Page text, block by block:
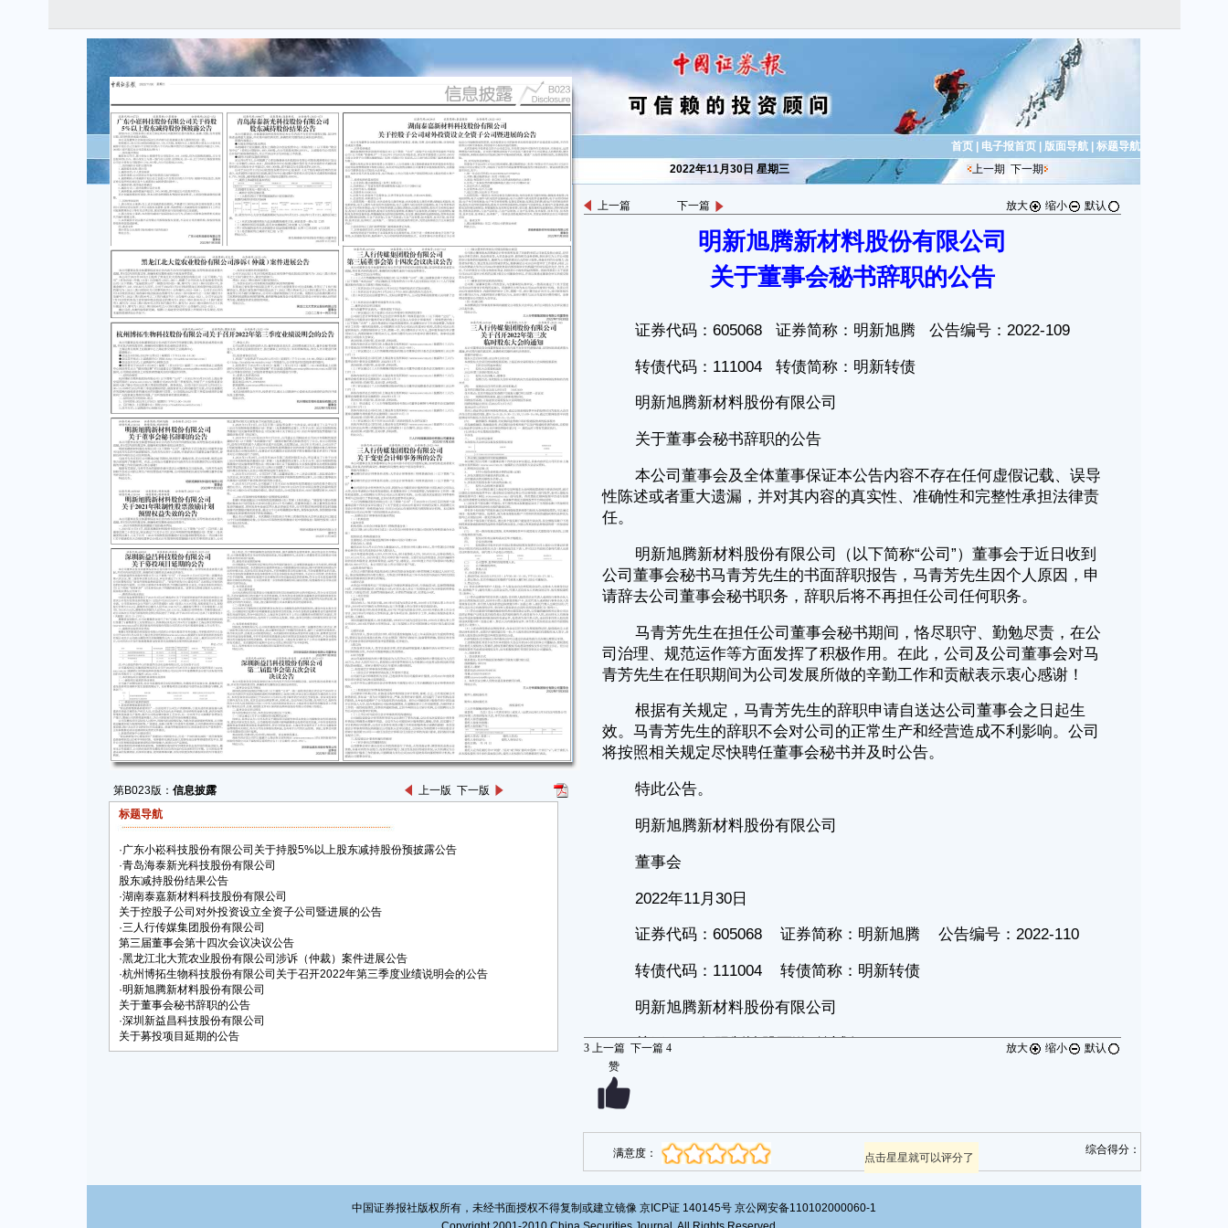
第B023版： 信息披露 上一版 下一版
标题导航
·广东小崧科技股份有限公司关于持股5%以上股东减持股份预披露公告
·青岛海泰新光科技股份有限公司
股东减持股份结果公告
·湖南泰嘉新材料科技股份有限公司
关于控股子公司对外投资设立全资子公司暨进展的公告
·三人行传媒集团股份有限公司
第三届董事会第十四次会议决议公告
·黑龙江北大荒农业股份有限公司涉诉（仲裁）案件进展公告
·杭州博拓生物科技股份有限公司关于召开2022年第三季度业绩说明会的公告
·明新旭腾新材料股份有限公司
关于董事会秘书辞职的公告
·深圳新益昌科技股份有限公司
关于募投项目延期的公告
首页 电子报首页 版面导航
标题导航
2022年11月30日 星期三
上一期 下一期
上一篇 下一篇 放大 缩小 默认
明新旭腾新材料股份有限公司
关于董事会秘书辞职的公告
证券代码：605068 证券简称：明新旭腾 公告编号：2022-109
转债代码：111004 转债简称：明新转债
明新旭腾新材料股份有限公司
关于董事会秘书辞职的公告
本公司董事会及全体董事保证本公告内容不存在任何虚假记载、误导
性陈述或者重大遗漏，并对其内容的真实性、准确性和完整性承担法律责
任。
明新旭腾新材料股份有限公司（以下简称“公司”）董事会于近日收到
公司董事会秘书马青芳先生的书面辞职报告，马青芳先生因个人原因，申
请辞去公司董事会秘书职务，辞职后将不再担任公司任何职务。
马青芳先生在担任公司董事会秘书期间，恪尽职守、勤勉尽责，在公
司治理、规范运作等方面发挥了积极作用。在此，公司及公司董事会对马
青芳先生在任职期间为公司发展所做的辛勤工作和贡献表示衷心感谢！
根据有关规定，马青芳先生的辞职申请自送达公司董事会之日起生
效。马青芳先生的辞职不会对公司的正常生产和经营造成不利影响。公司
将按照相关规定尽快聘任董事会秘书并及时公告。
特此公告。
明新旭腾新材料股份有限公司
董事会
2022年11月30日
证券代码：605068 证券简称：明新旭腾 公告编号：2022-110
转债代码：111004 转债简称：明新转债
明新旭腾新材料股份有限公司
关于2021年限制性股票激励计划
预留权益失效的公告
本公司董事会及全体董事保证本公告内容不存在任何虚假记载、误导
一、2021年限制性股票激励计划的基本情况
司”）召开第二届董事会第二十次会议，审议通过了《关于公司〈2021年
限制性股票激励计划（草案）〉及其摘要的议案》、《关于公司〈2021年
限制性股票激励计划实施考核管理办法〉的议案》和《关于提请股东大会
授权董事会办理2021年限制性股票激励计划有关事项的议案》，公司独立
2、2021年11月11日，公司召开第二届监事会第十七次会议，审议通
案》、《关于公司〈2021年限制性股票激励计划实施考核管理办法〉的议
3、2021年11月12日至2021年11月23日，公司通过公司网站对公司
2021年限制性股票激励计划（以下简称“本次激励计划”）激励对象的姓名
和职务进行了公示。在公示的时限内，没有任何组织或个人提出异议或不
良反映，无反馈记录。2021年11月24日，公司公告了《明新旭腾监事会关
及公示情况说明》，监事会对本次激励计划首次授予部分激励对象名单进
4、2021年11月29日，公司召开2021年第三次临时股东大会，审议通
案》、《关于公司〈2021年限制性股票激励计划实施考核管理办法〉的议
3 上一篇 下一篇 4 放大 缩小
默认
赞
满意度： 点击星星就可以评分了
综合得分：
中国证券报社版权所有，未经书面授权不得复制或建立镜像 京ICP证 140145号 京公网安备110102000060-1